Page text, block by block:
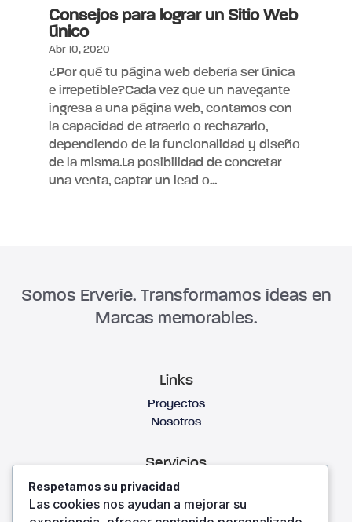
Consejos para lograr un Sitio Web
único
Abr 10, 2020
¿Por qué tu página web debería ser única
e irrepetible?Cada vez que un navegante
ingresa a una página web, contamos con
la capacidad de atraerlo o rechazarlo,
dependiendo de la funcionalidad y diseño
de la misma.La posibilidad de concretar
una venta, captar un lead o...
Somos Erverie. Transformamos ideas en
Marcas memorables.
Links
Proyectos
Nosotros
Servicios
Diseño Web
Branding
Respetamos su privacidad
Las cookies nos ayudan a mejorar su